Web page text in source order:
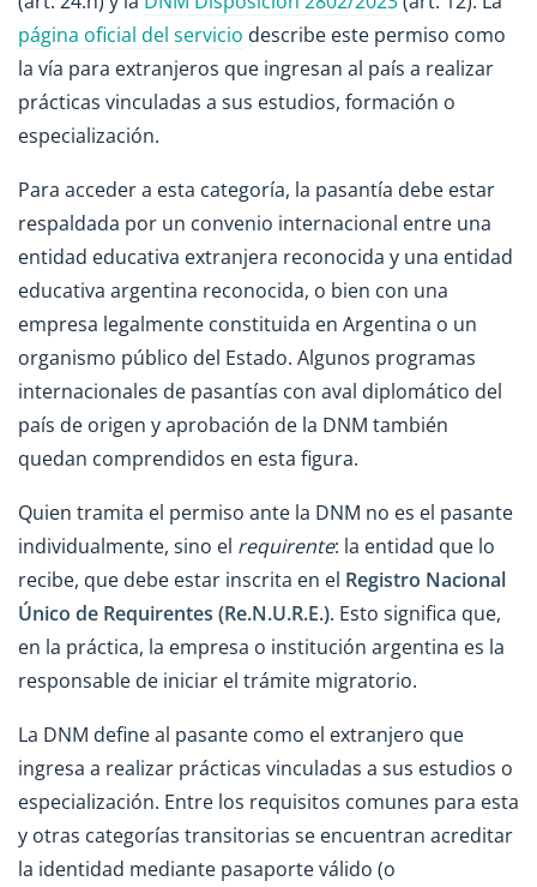
página oficial del servicio describe este permiso como
la vía para extranjeros que ingresan al país a realizar
prácticas vinculadas a sus estudios, formación o
especialización.
Para acceder a esta categoría, la pasantía debe estar
respaldada por un convenio internacional entre una
entidad educativa extranjera reconocida y una entidad
educativa argentina reconocida, o bien con una
empresa legalmente constituida en Argentina o un
organismo público del Estado. Algunos programas
internacionales de pasantías con aval diplomático del
país de origen y aprobación de la DNM también
quedan comprendidos en esta figura.
Quien tramita el permiso ante la DNM no es el pasante
individualmente, sino el requirente: la entidad que lo
recibe, que debe estar inscrita en el Registro Nacional
Único de Requirentes (Re.N.U.R.E.). Esto significa que,
en la práctica, la empresa o institución argentina es la
responsable de iniciar el trámite migratorio.
La DNM define al pasante como el extranjero que
ingresa a realizar prácticas vinculadas a sus estudios o
especialización. Entre los requisitos comunes para esta
y otras categorías transitorias se encuentran acreditar
la identidad mediante pasaporte válido (o